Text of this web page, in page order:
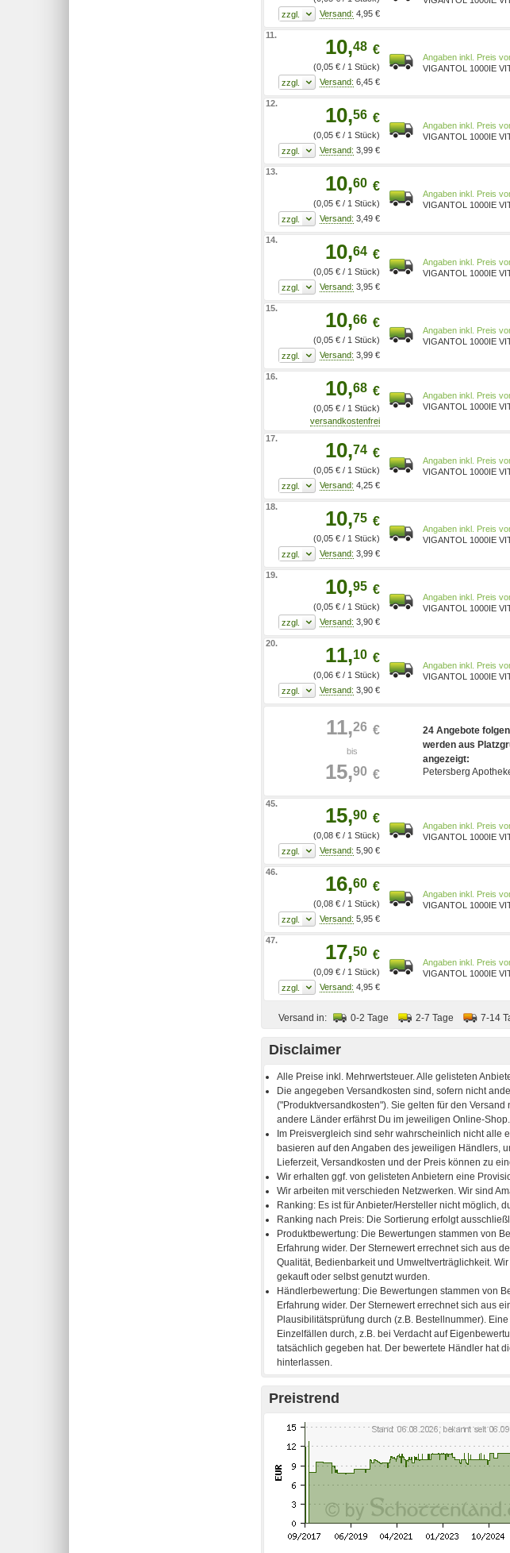
4,95 €
11. 10,48 €
(0,05 € / 1 Stück)
6,45 €
Preis
VIGANTOL 1000IE
12. 10,56 €
(0,05 € / 1 Stück)
3,99 €
Preis
VIGANTOL 1000IE
13. 10,60 €
(0,05 € / 1 Stück)
3,49 €
Preis
VIGANTOL 1000IE
14. 10,64 €
(0,05 € / 1 Stück)
3,95 €
Preis
VIGANTOL 1000IE
15. 10,66 €
(0,05 € / 1 Stück)
3,99 €
Preis
VIGANTOL 1000IE
16. 10,68 €
(0,05 € / 1 Stück)
Preis
VIGANTOL 1000IE
17. 10,74 €
(0,05 € / 1 Stück)
4,25 €
Preis
VIGANTOL 1000IE
18. 10,75 €
(0,05 € / 1 Stück)
3,99 €
Preis
VIGANTOL 1000IE
19. 10,95 €
(0,05 € / 1 Stück)
3,90 €
Preis
VIGANTOL 1000IE
20. 11,10 €
(0,06 € / 1 Stück)
3,90 €
Preis
VIGANTOL 1000IE
11,26 €
bis
15,90 €
24 Angebote
werden aus
angezeigt:
Petersberg
MediScout24,
Apodiscounter,
Versandapotheke,
Internet Apotheke,
45. 15,90 €
(0,08 € / 1 Stück)
5,90 €
Preis
VIGANTOL 1000IE
46. 16,60 €
(0,08 € / 1 Stück)
5,95 €
Preis
VIGANTOL 1000IE
47. 17,50 €
(0,09 € / 1 Stück)
4,95 €
Preis
VIGANTOL 1000IE
Versand in: 0-2 Tage 2-7 Tage 7-14
Disclaimer
Preistrend